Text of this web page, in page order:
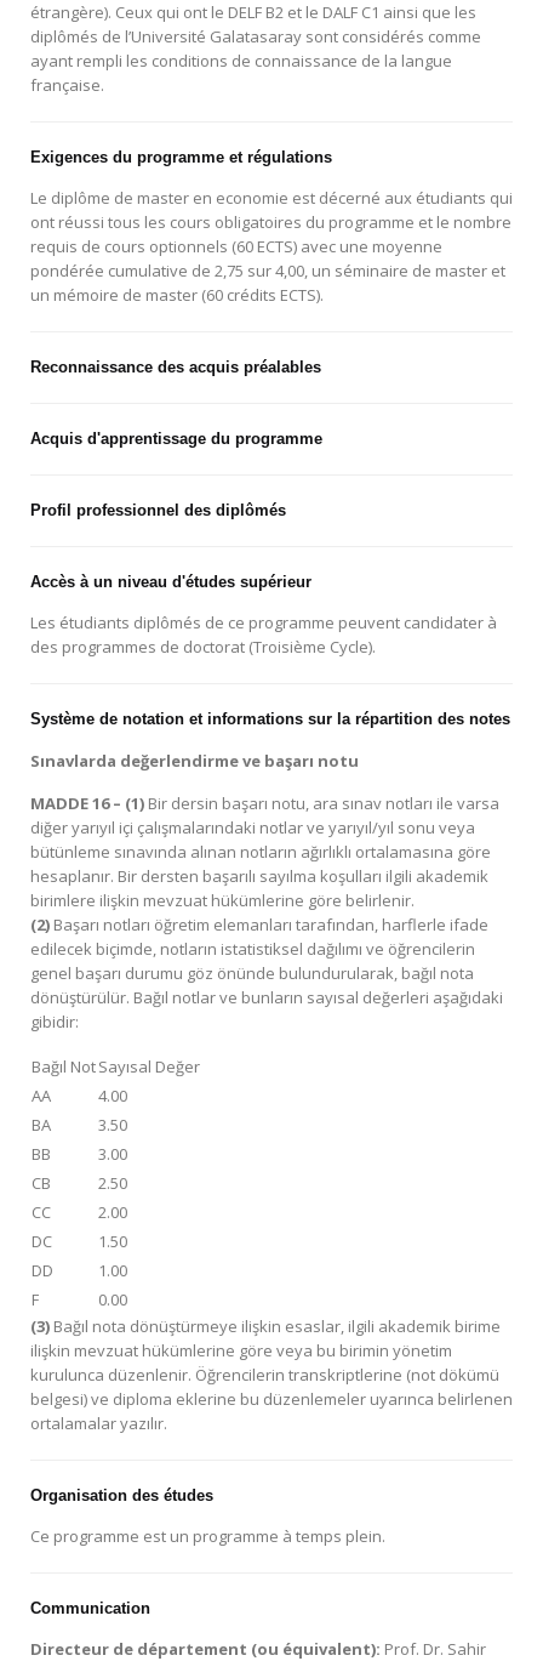
étrangère). Ceux qui ont le DELF B2 et le DALF C1 ainsi que les
diplômés de l’Université Galatasaray sont considérés comme
ayant rempli les conditions de connaissance de la langue
française.
Exigences du programme et régulations
Le diplôme de master en economie est décerné aux étudiants qui
ont réussi tous les cours obligatoires du programme et le nombre
requis de cours optionnels (60 ECTS) avec une moyenne
pondérée cumulative de 2,75 sur 4,00, un séminaire de master et
un mémoire de master (60 crédits ECTS).
Reconnaissance des acquis préalables
Acquis d'apprentissage du programme
Profil professionnel des diplômés
Accès à un niveau d'études supérieur
Les étudiants diplômés de ce programme peuvent candidater à
des programmes de doctorat (Troisième Cycle).
Système de notation et informations sur la répartition des notes
Sınavlarda değerlendirme ve başarı notu
MADDE 16 – (1) Bir dersin başarı notu, ara sınav notları ile varsa
diğer yarıyıl içi çalışmalarındaki notlar ve yarıyıl/yıl sonu veya
bütünleme sınavında alınan notların ağırlıklı ortalamasına göre
hesaplanır. Bir dersten başarılı sayılma koşulları ilgili akademik
birimlere ilişkin mevzuat hükümlerine göre belirlenir.
(2) Başarı notları öğretim elemanları tarafından, harflerle ifade
edilecek biçimde, notların istatistiksel dağılımı ve öğrencilerin
genel başarı durumu göz önünde bulundurularak, bağıl nota
dönüştürülür. Bağıl notlar ve bunların sayısal değerleri aşağıdaki
gibidir:
Bağıl NotSayısal Değer
AA
4.00
BA
3.50
BB
3.00
CB
2.50
CC
2.00
DC
1.50
DD
1.00
F
0.00
(3) Bağıl nota dönüştürmeye ilişkin esaslar, ilgili akademik birime
ilişkin mevzuat hükümlerine göre veya bu birimin yönetim
kurulunca düzenlenir. Öğrencilerin transkriptlerine (not dökümü
belgesi) ve diploma eklerine bu düzenlemeler uyarınca belirlenen
ortalamalar yazılır.
Organisation des études
Ce programme est un programme à temps plein.
Communication
Directeur de département (ou équivalent): Prof. Dr. Sahir